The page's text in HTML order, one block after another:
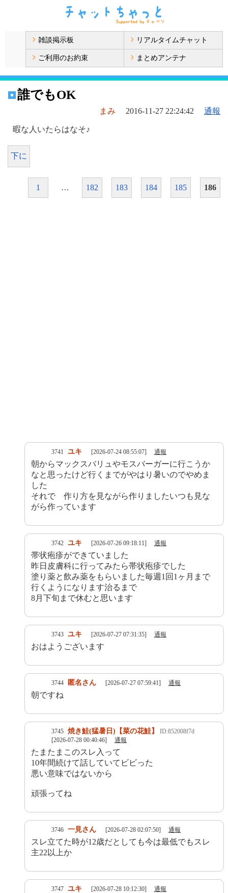
雑談掲示板 リアルタイムチャット
ご利用のお約束 まとめアンテナ
誰でもOK
まみ 2016-11-27 22:24:42 通報
暇な人いたらはなそ♪
下に
1 … 182 183 184 185 186
3741 ユキ [2026-07-24 08:55:07] 通報
朝からマックスバリュやモスバーガーに行こうか
なと思ったけど行くまでがやはり暑いのでやめま
した
それで 作り方を見ながら作りましたいつも見な
がら作っています
3742 ユキ [2026-07-26 09:18:11] 通報
帯状疱疹ができていました
昨日皮膚科に行ってみたら帯状疱疹でした
塗り薬と飲み薬をもらいました毎週1回1ヶ月まで
行くようになります治るまで
8月下旬まで休むと思います
3743 ユキ [2026-07-27 07:31:35] 通報
おはようございます
3744 匿名さん [2026-07-27 07:59:41] 通報
朝ですね
3745 焼き鮭(猛暑日)【菜の花鮭】
ID:852008f7d
[2026-07-28 00:40:46]
通報
たまたまこのスレ入って
10年間続けて話していてビビった
悪い意味ではないから
頑張ってね
3746 一見さん [2026-07-28 02:07:50] 通報
スレ立てた時が12歳だとしても今は最低でもスレ
主22以上か
3747 ユキ [2026-07-28 10:12:30] 通報